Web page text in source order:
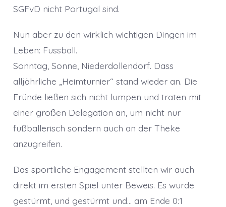
SGFvD nicht Portugal sind.
Nun aber zu den wirklich wichtigen Dingen im
Leben: Fussball.
Sonntag, Sonne, Niederdollendorf. Dass
alljährliche „Heimturnier“ stand wieder an. Die
Fründe ließen sich nicht lumpen und traten mit
einer großen Delegation an, um nicht nur
fußballerisch sondern auch an der Theke
anzugreifen.
Das sportliche Engagement stellten wir auch
direkt im ersten Spiel unter Beweis. Es wurde
gestürmt, und gestürmt und… am Ende 0:1